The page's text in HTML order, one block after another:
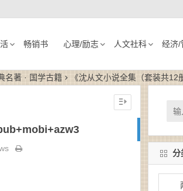
畅销书 心理/励志 人文社科 经济/
名著 · 国学古籍 《沈从文小说全集（套装共
分